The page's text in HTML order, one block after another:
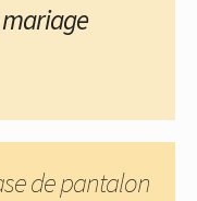
de pantalon